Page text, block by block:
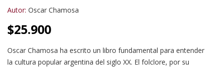
Autor: Oscar Chamosa
$25.900
Oscar Chamosa ha escrito un libro fundamental para entender
la cultura popular argentina del siglo XX. El folclore, por su